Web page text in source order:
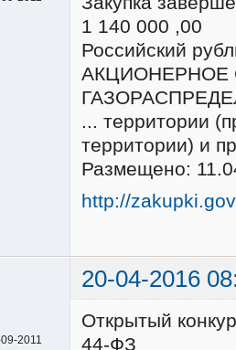
1 140 000 ,00
Российский
АКЦИОНЕРНОЕ
... территории
территории) и
Размещено:
http://
20-04-2016
2011
Открытый
44-ФЗ